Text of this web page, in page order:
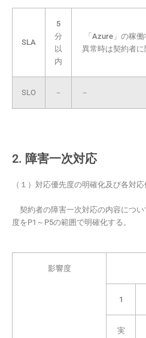
SLA
5
分
以
内
「Azure」の稼
異常時は契約者に
SLO － －
2. 障害一次対応
（１）対応優先度の明確化及び各対
契約者の障害一次対応の内容につ
度をP1～P5の範囲で明確化する。
影響度
1
実